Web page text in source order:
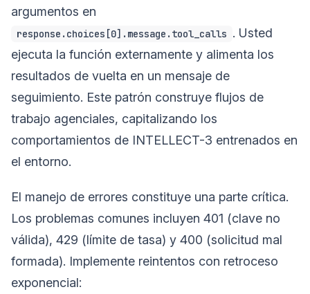
argumentos en
response.choices[0].message.tool_calls . Usted
ejecuta la función externamente y alimenta los
resultados de vuelta en un mensaje de
seguimiento. Este patrón construye flujos de
trabajo agenciales, capitalizando los
comportamientos de INTELLECT-3 entrenados en
el entorno.
El manejo de errores constituye una parte crítica.
Los problemas comunes incluyen 401 (clave no
válida), 429 (límite de tasa) y 400 (solicitud mal
formada). Implemente reintentos con retroceso
exponencial: